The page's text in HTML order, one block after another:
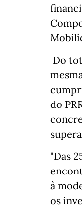
Do
do
"Das
à
os